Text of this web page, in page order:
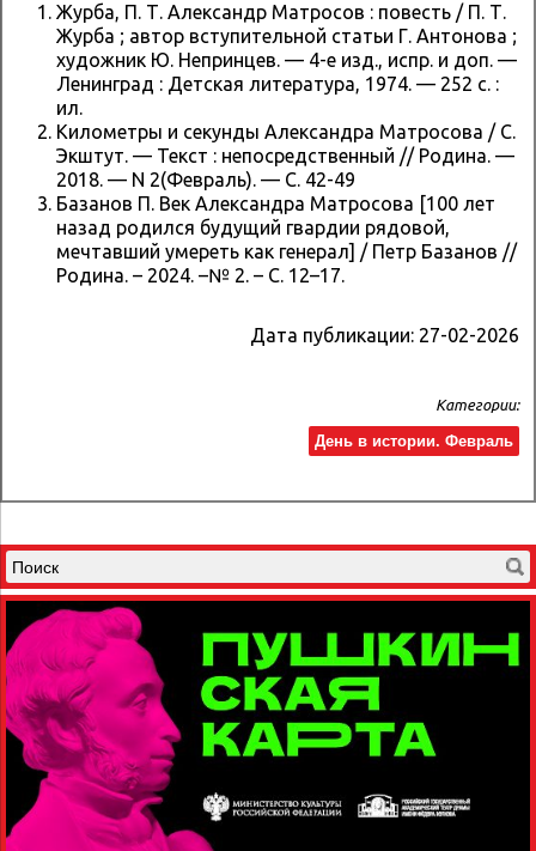
Журба, П. Т. Александр Матросов : повесть / П. Т.
Журба ; автор вступительной статьи Г. Антонова ;
художник Ю. Непринцев. — 4-е изд., испр. и доп. —
Ленинград : Детская литература, 1974. — 252 с. :
ил.
Километры и секунды Александра Матросова / С.
Экштут. — Текст : непосредственный // Родина. —
2018. — N 2(Февраль). — С. 42-49
Базанов П. Век Александра Матросова [100 лет
назад родился будущий гвардии рядовой,
мечтавший умереть как генерал] / Петр Базанов //
Родина. – 2024. –№ 2. – С. 12–17.
Дата публикации: 27-02-2026
Категории:
День в истории. Февраль